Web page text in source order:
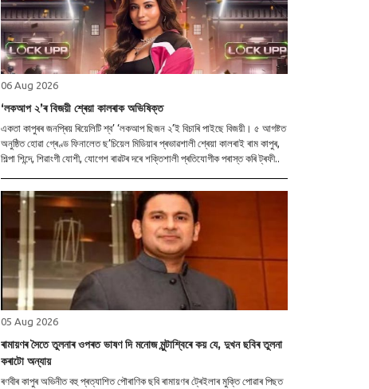
06 Aug 2026
‘লকআপ ২’ৰ বিজয়ী শ্ৰেয়া কালৰাক অভিষিক্ত
একতা কাপুৰৰ জনপ্ৰিয় ৰিয়েলিটি শ্ব’ ‘লকআপ ছিজন ২’ই বিচাৰি পাইছে বিজয়ী। ৫ আগষ্টত
অনুষ্ঠিত হোৱা গ্ৰেণ্ড ফিনালেত ছ’চিয়েল মিডিয়াৰ প্ৰভাৱশালী শ্ৰেয়া কালৰাই ৰাম কাপুৰ,
শিল্পা শিন্দে, শিৱাংগী যোশী, যোগেশ ৰাৱটৰ দৰে শক্তিশালী প্ৰতিযোগীক পৰাস্ত কৰি ট্ৰফী..
05 Aug 2026
ৰামায়ণৰ সৈতে তুলনাৰ ওপৰত ভাষণ দি মনোজ মুন্টাশ্বিৰে কয় যে, দুখন ছবিৰ তুলনা
কৰাটো অন্যায়
ৰণবীৰ কাপুৰ অভিনীত বহু প্ৰত্যাশিত পৌৰাণিক ছবি ৰামায়ণৰ ট্ৰেইলাৰ মুক্তি পোৱাৰ পিছত